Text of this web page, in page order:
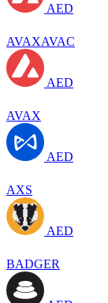
AED
AVAXAVAC
AED
AVAX
AED
AXS
AED
BADGER